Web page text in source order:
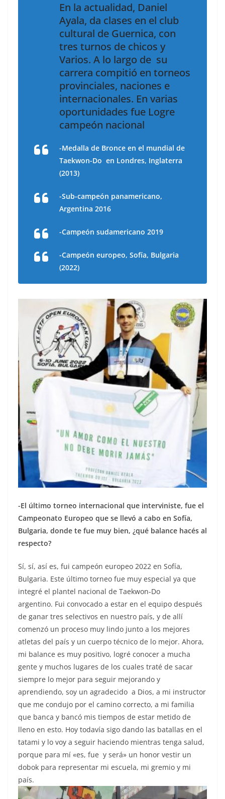
En la actualidad, Daniel
Ayala, da clases en el club
cultural de Guernica, con
tres turnos de chicos y
Varios. A lo largo de su
carrera compitió en torneos
provinciales, naciones e
internacionales. En varias
oportunidades fue Logre
campeón nacional
-Medalla de Bronce en el mundial de
Taekwon-Do en Londres, Inglaterra
(2013)
-Sub-campeón panamericano,
Argentina 2016
-Campeón sudamericano 2019
-Campeón europeo, Sofía, Bulgaria
(2022)
-El último torneo internacional que interviniste, fue el
Campeonato Europeo que se llevó a cabo en Sofía,
Bulgaria, donde te fue muy bien, ¿qué balance hacés al
respecto?
Sí, sí, así es, fui campeón europeo 2022 en Sofía,
Bulgaria. Este último torneo fue muy especial ya que
integré el plantel nacional de Taekwon-Do
argentino. Fui convocado a estar en el equipo después
de ganar tres selectivos en nuestro país, y de allí
comenzó un proceso muy lindo junto a los mejores
atletas del país y un cuerpo técnico de lo mejor. Ahora,
mi balance es muy positivo, logré conocer a mucha
gente y muchos lugares de los cuales traté de sacar
siempre lo mejor para seguir mejorando y
aprendiendo, soy un agradecido a Dios, a mi instructor
que me condujo por el camino correcto, a mi familia
que banca y bancó mis tiempos de estar metido de
lleno en esto. Hoy todavía sigo dando las batallas en el
tatami y lo voy a seguir haciendo mientras tenga salud,
porque para mí «es, fue y será» un honor vestir un
dobok para representar mi escuela, mi gremio y mi
país.